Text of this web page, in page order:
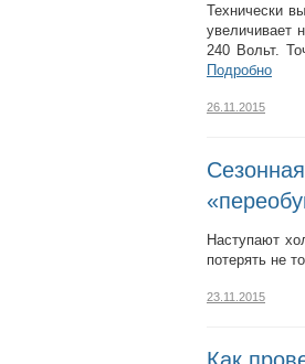
Технически
увеличивает
240 Вольт.
Подробно
26.11.2015
Наступают
потерять не
23.11.2015